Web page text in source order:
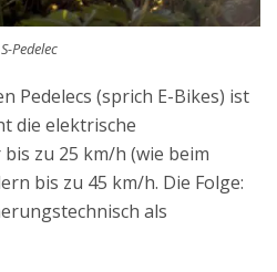
S-Pedelec
Pedelecs (sprich E-Bikes) ist
die elektrische
zu 25 km/h (wie beim
bis zu 45 km/h. Die Folge:
als